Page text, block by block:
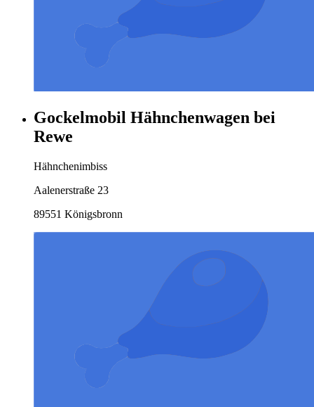
Gockelmobil Hähnchenwagen bei
Rewe
Hähnchenimbiss
Aalenerstraße 23
89551 Königsbronn